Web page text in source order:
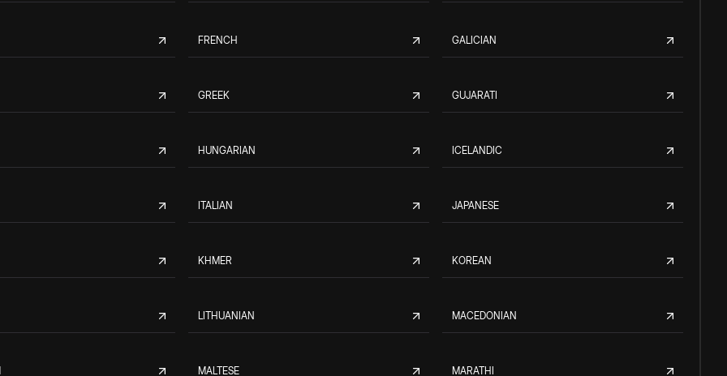
FRENCH GALICIAN
GREEK GUJARATI
HUNGARIAN ICELANDIC
ITALIAN JAPANESE
KHMER KOREAN
LITHUANIAN MACEDONIAN
MALTESE MARATHI